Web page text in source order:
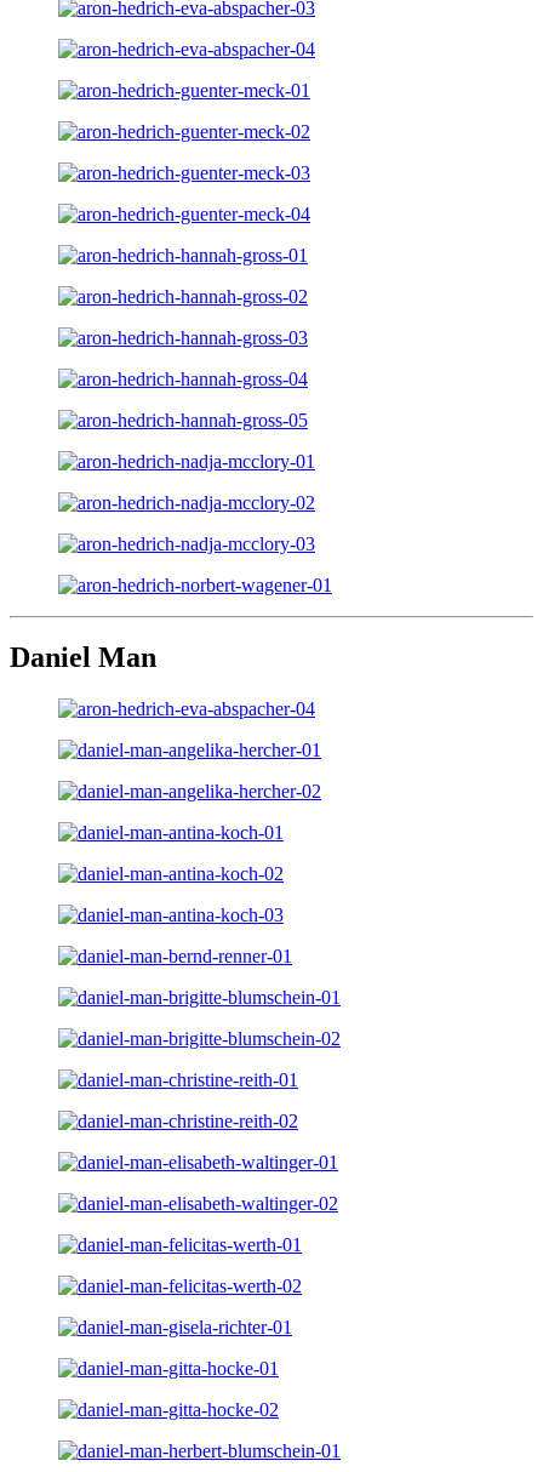
Daniel Man